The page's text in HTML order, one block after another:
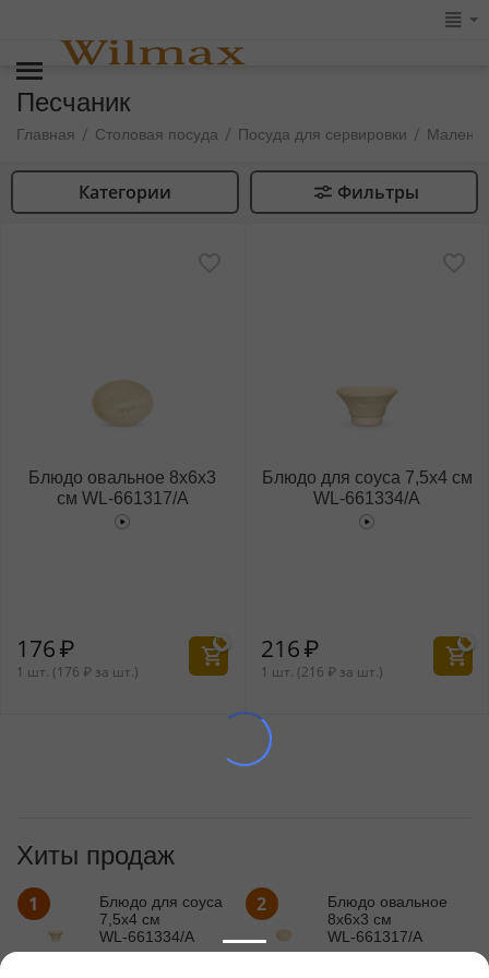
Песчаник
Главная / Столовая посуда / Посуда для сервировки /
Категории Фильтры
Блюдо овальное 8x6x3
см WL‑661317/A
176₽
1 шт. (176 ₽ за шт.)
Блюдо для соуса 7,5x4 см
WL‑661334/A
216₽
1 шт. (216 ₽ за шт.)
Хиты продаж
1
Блюдо для соуса
7,5x4 см
WL‑661334/A
2
Блюдо овальное
8x6x3 см
WL‑661317/A